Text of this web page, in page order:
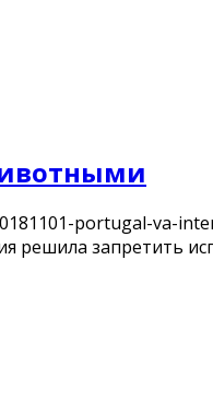
portugal-va-
решила запретить